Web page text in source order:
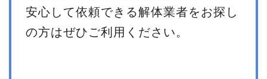
安心して依頼できる解体業者をお探し
の方はぜひご利用ください。